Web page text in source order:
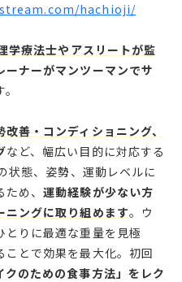
hachioji/
学療法士やアスリートが監
ナーがマンツーマンでサ
善・コンディショニング、
など、幅広い目的に対応する
状態、姿勢、運動レベルに
ため、運動経験が少ない方
ングに取り組めます。ウ
りに最適な重量を見極
とで効果を最大化。初回
クのための食事方法」をレク